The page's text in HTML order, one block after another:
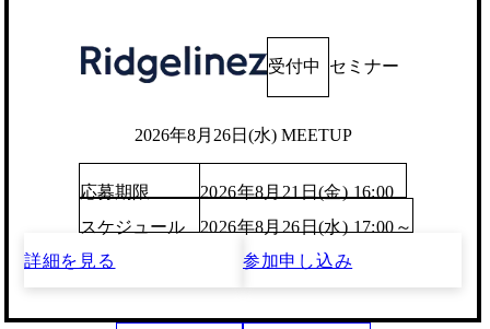
受付中 セミナー
2026年8月26日(水) MEETUP
応募期限
2026年8月21日(金) 16:00
スケジュール
2026年8月26日(水) 17:00～
詳細を見る
参加申し込み